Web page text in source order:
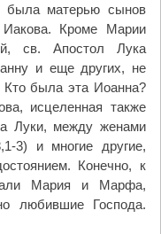
была матерью сынов
Кроме Марии
св. Апостол Лука
и еще других, не
была эта Иоанна?
исцеленная также
Луки, между женами
3) и многие другие,
Конечно, к
Мария и Марфа,
любившие Господа.